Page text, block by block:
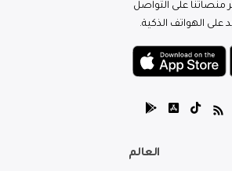
منصاتنا على التواصل
على الهواتف الذكية.
العالم